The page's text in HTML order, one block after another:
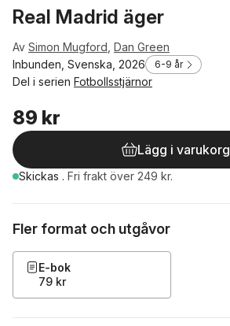
Real Madrid äger
Av Simon Mugford Dan Green
Inbunden, Svenska, 2026
6-9 år
Del i serien Fotbollsstjärnor
89 kr
Lägg i varukorg
Skickas . Fri frakt över 249 kr.
Fler format och utgåvor
E-bok
79 kr